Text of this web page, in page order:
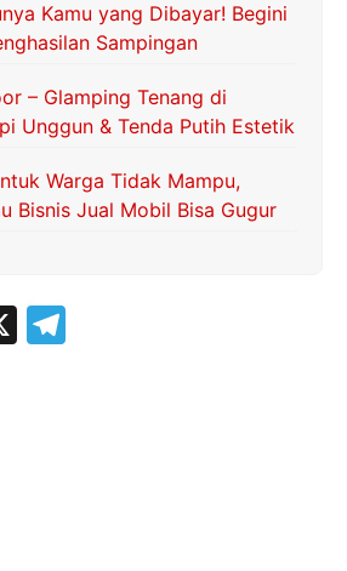
Kamu yang Dibayar! Begini
Sampingan
– Glamping Tenang di
Unggun & Tenda Putih Estetik
Warga Tidak Mampu,
Bisnis Jual Mobil Bisa Gugur
X